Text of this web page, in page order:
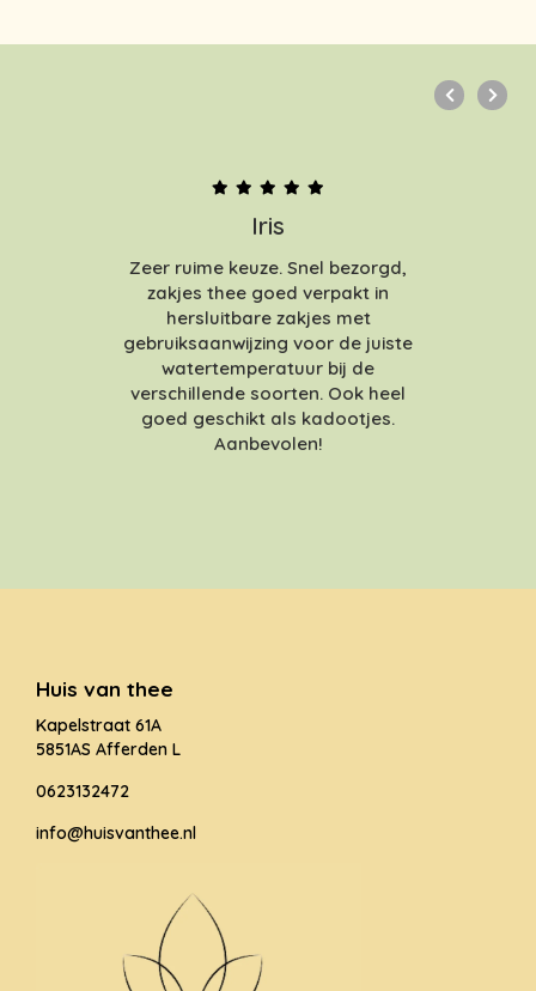
Iris
Zeer ruime keuze. Snel bezorgd,
zakjes thee goed verpakt in
hersluitbare zakjes met
gebruiksaanwijzing voor de juiste
watertemperatuur bij de
verschillende soorten. Ook heel
goed geschikt als kadootjes.
Aanbevolen!
Huis van thee
Kapelstraat 61A
5851AS Afferden L
0623132472
info@huisvanthee.nl